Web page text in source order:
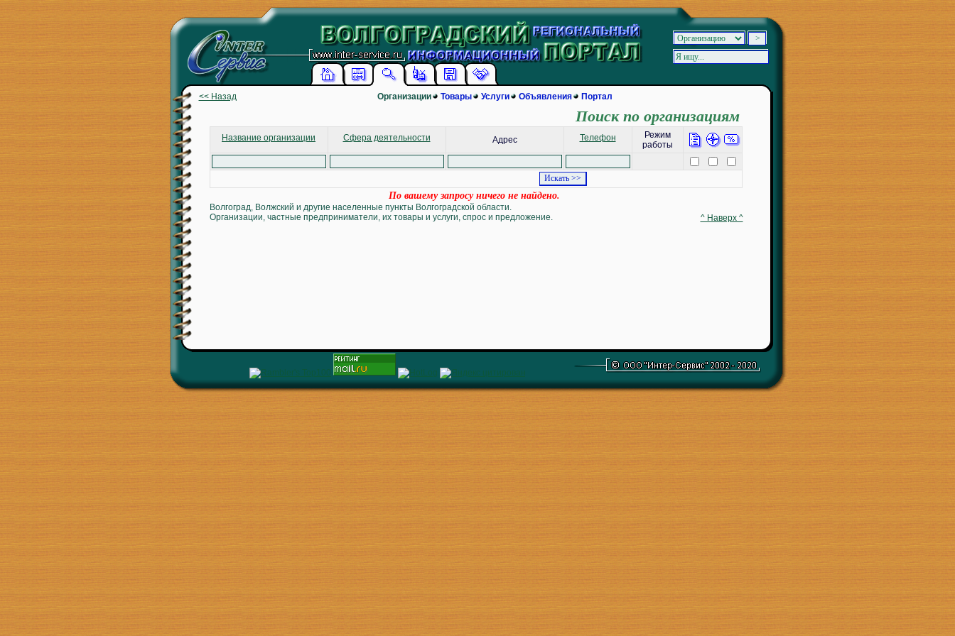
<< Назад Организации Товары Услуги Объявления Портал
Поиск по организациям
Название организации Сфера деятельности Адрес Телефон
Режим
работы
По вашему запросу ничего не найдено.
Волгоград, Волжский и другие населенные пункты Волгоградской области.
Организации, частные предприниматели, их товары и услуги, спрос и предложение.
^ Наверх ^